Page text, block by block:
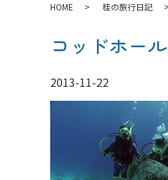
HOME 桂の旅行日記
コッドホール
2013-11-22